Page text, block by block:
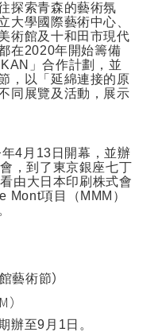
探索青森的藝術氛
大學國際藝術中心、
術館及十和田市現代
在2020年開始籌備
」合作計劃，並
，以「延綿連接的原
同展覽及活動，展示
年4 月 13 日開幕，並辦
，到了東京銀座七丁
由大日本印刷株式會
Mont項目（ MMM ）
藝術節）
辦至9 月 1 日。